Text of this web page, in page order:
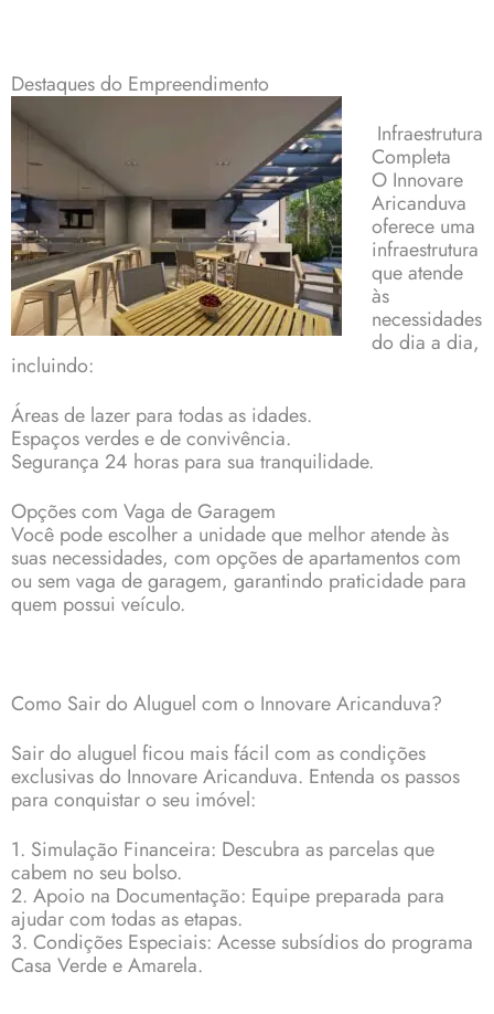
Destaques do Empreendimento
Infraestrutura
Completa
O Innovare
Aricanduva
oferece uma
infraestrutura
que atende
às
necessidades
do dia a dia,
incluindo:
Áreas de lazer para todas as idades.
Espaços verdes e de convivência.
Segurança 24 horas para sua tranquilidade.
Opções com Vaga de Garagem
Você pode escolher a unidade que melhor atende às
suas necessidades, com opções de apartamentos com
ou sem vaga de garagem, garantindo praticidade para
quem possui veículo.
Como Sair do Aluguel com o Innovare Aricanduva?
Sair do aluguel ficou mais fácil com as condições
exclusivas do Innovare Aricanduva. Entenda os passos
para conquistar o seu imóvel:
1. Simulação Financeira: Descubra as parcelas que
cabem no seu bolso.
2. Apoio na Documentação: Equipe preparada para
ajudar com todas as etapas.
3. Condições Especiais: Acesse subsídios do programa
Casa Verde e Amarela.